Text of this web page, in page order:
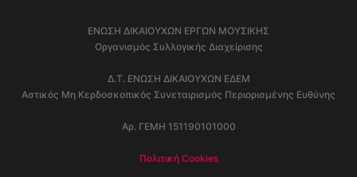
ΕΝΩΣΗ ΔΙΚΑΙΟΥΧΩΝ ΕΡΓΩΝ ΜΟΥΣΙΚΗΣ
Οργανισμός Συλλογικής Διαχείρισης
Δ.Τ. ΕΝΩΣΗ ΔΙΚΑΙΟΥΧΩΝ ΕΔΕΜ
Αστικός Μη Κερδοσκοπικός Συνεταιρισμός Περιορισμένης Ευθύνης
Αρ. ΓΕΜΗ 151190101000
Πολιτική Cookies